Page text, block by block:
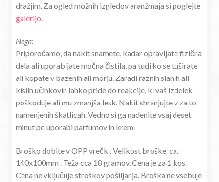
dražjim. Za ogled možnih izgledov aranžmaja si poglejte
galerijo.
Nega:
Priporočamo, da nakit snamete, kadar opravljate fizična
dela ali uporabljate močna čistila, pa tudi ko se tuširate
ali kopate v bazenih ali morju. Zaradi raznih slanih ali
kislih učinkovin lahko pride do reakcije, ki vaš izdelek
poškoduje ali mu zmanjša lesk. Nakit shranjujte v za to
namenjenih škatlicah. Vedno si ga nadenite vsaj deset
minut po uporabi parfumov in krem.
Broško dobite v OPP vrečki. Velikost broške ca.
140x100mm . Teža cca 18 gramov. Cena je za 1 kos.
Cena ne vključuje stroškov pošiljanja. Broška ne vsebuje